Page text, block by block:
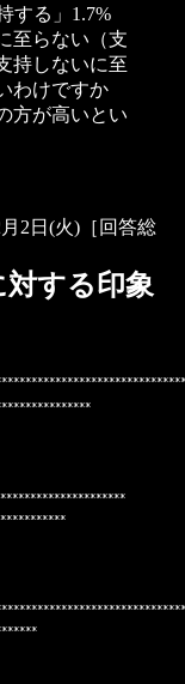
する」1.7%
至らない（支
持しないに至
わけですか
方が高いとい
2日(火)［回答総
対する印象